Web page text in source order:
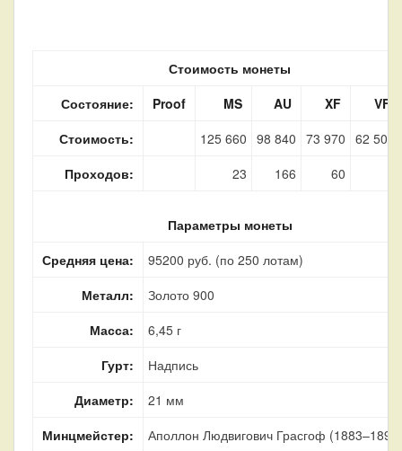
Стоимость монеты
Состояние:
Proof MS AU XF
VF
Стоимость:
125 660 98 840 73 970 62 500
Проходов:
23 166 60
Параметры монеты
Средняя цена:
95200 руб. (по 250 лотам)
Металл:
Золото 900
Масса:
6,45 г
Гурт:
Надпись
Диаметр:
21 мм
Минцмейстер:
Аполлон Людвигович Грасгоф (1883–1899)